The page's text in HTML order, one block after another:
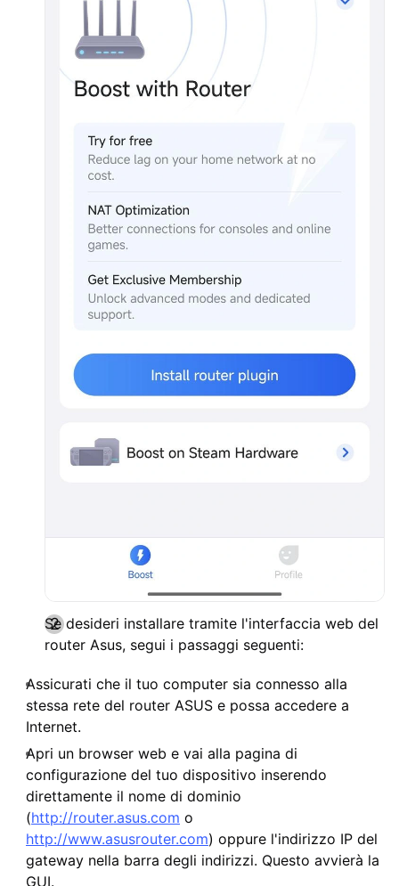
Se desideri installare tramite l'interfaccia web del
router Asus, segui i passaggi seguenti:
Assicurati che il tuo computer sia connesso alla
stessa rete del router ASUS e possa accedere a
Internet.
Apri un browser web e vai alla pagina di
configurazione del tuo dispositivo inserendo
direttamente il nome di dominio
(http://router.asus.com o
http://www.asusrouter.com) oppure l'indirizzo IP del
gateway nella barra degli indirizzi. Questo avvierà la
GUI.